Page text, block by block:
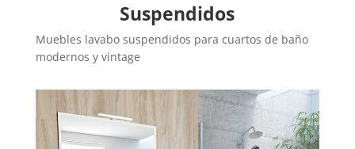
Suspendidos
Muebles lavabo suspendidos para cuartos de baño
modernos y vintage